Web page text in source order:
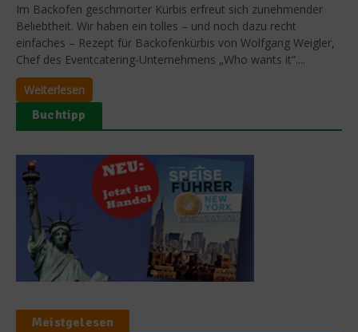
Im Backofen geschmorter Kürbis erfreut sich zunehmender
Beliebtheit. Wir haben ein tolles – und noch dazu recht
einfaches – Rezept für Backofenkürbis von Wolfgang Weigler,
Chef des Eventcatering-Unternehmens „Who wants it“....
Weiterlesen
Buchtipp
Meistgelesen